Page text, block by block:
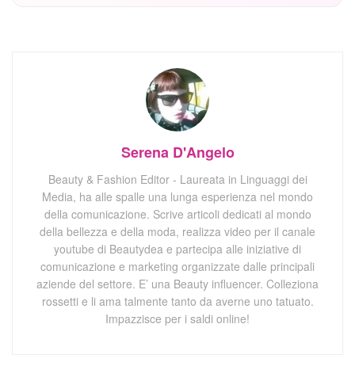
Serena D'Angelo
Beauty & Fashion Editor - Laureata in Linguaggi dei
Media, ha alle spalle una lunga esperienza nel mondo
della comunicazione. Scrive articoli dedicati al mondo
della bellezza e della moda, realizza video per il canale
youtube di Beautydea e partecipa alle iniziative di
comunicazione e marketing organizzate dalle principali
aziende del settore. E’ una Beauty influencer. Colleziona
rossetti e li ama talmente tanto da averne uno tatuato.
Impazzisce per i saldi online!